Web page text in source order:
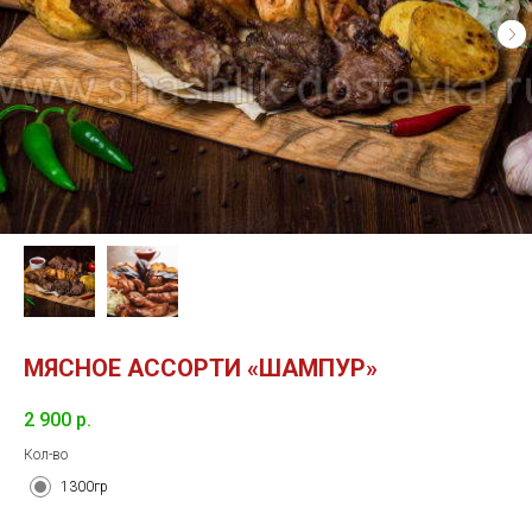
МЯСНОЕ АССОРТИ «ШАМПУР»
2 900 р.
Кол-во
1300гр